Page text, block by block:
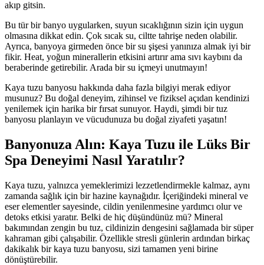
akıp gitsin.
Bu tür bir banyo uygularken, suyun sıcaklığının sizin için uygun
olmasına dikkat edin. Çok sıcak su, ciltte tahrişe neden olabilir.
Ayrıca, banyoya girmeden önce bir su şişesi yanınıza almak iyi bir
fikir. Heat, yoğun minerallerin etkisini artırır ama sıvı kaybını da
beraberinde getirebilir. Arada bir su içmeyi unutmayın!
Kaya tuzu banyosu hakkında daha fazla bilgiyi merak ediyor
musunuz? Bu doğal deneyim, zihinsel ve fiziksel açıdan kendinizi
yenilemek için harika bir fırsat sunuyor. Haydi, şimdi bir tuz
banyosu planlayın ve vücudunuza bu doğal ziyafeti yaşatın!
Banyonuza Alın: Kaya Tuzu ile Lüks Bir
Spa Deneyimi Nasıl Yaratılır?
Kaya tuzu, yalnızca yemeklerimizi lezzetlendirmekle kalmaz, aynı
zamanda sağlık için bir hazine kaynağıdır. İçeriğindeki mineral ve
eser elementler sayesinde, cildin yenilenmesine yardımcı olur ve
detoks etkisi yaratır. Belki de hiç düşündünüz mü? Mineral
bakımından zengin bu tuz, cildinizin dengesini sağlamada bir süper
kahraman gibi çalışabilir. Özellikle stresli günlerin ardından birkaç
dakikalık bir kaya tuzu banyosu, sizi tamamen yeni birine
dönüştürebilir.